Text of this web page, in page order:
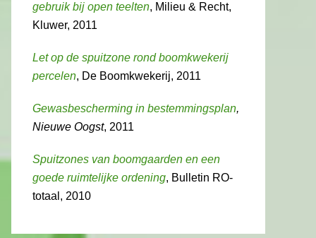
gebruik bij open teelten, Milieu & Recht,
Kluwer, 2011
Let op de spuitzone rond boomkwekerij
percelen, De Boomkwekerij, 2011
Gewasbescherming in bestemmingsplan,
Nieuwe Oogst, 2011
Spuitzones van boomgaarden en een
goede ruimtelijke ordening, Bulletin RO-
totaal, 2010